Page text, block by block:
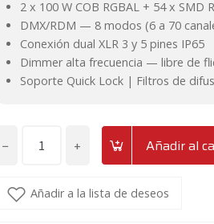
699€.599€.
2 x 100 W COB RGBAL + 54 x SMD
DMX/RDM — 8 modos (6 a 70
Conexión dual XLR 3 y 5 pines IP65
Dimmer alta frecuencia — libre de
Soporte Quick Lock | Filtros de
−
Cegadora
RGBAL
+ Añadir al
Añadir a la lista de deseos